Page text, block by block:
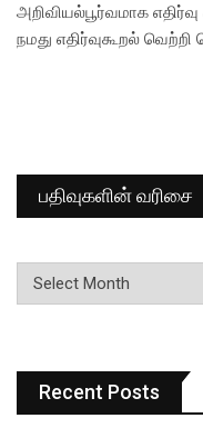
அறிவியல்பூர்வமாக
நமது எதிர்வுகூறல் வெற்றி
பதிவுகளின் வரிசை
பதிவுகளின்
வரிசை
Recent Posts